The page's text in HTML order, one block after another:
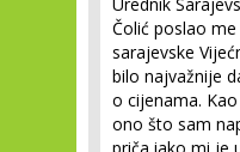
Čolić poslao
sarajevske
bilo najvažnije
o cijenama.
ono što sam